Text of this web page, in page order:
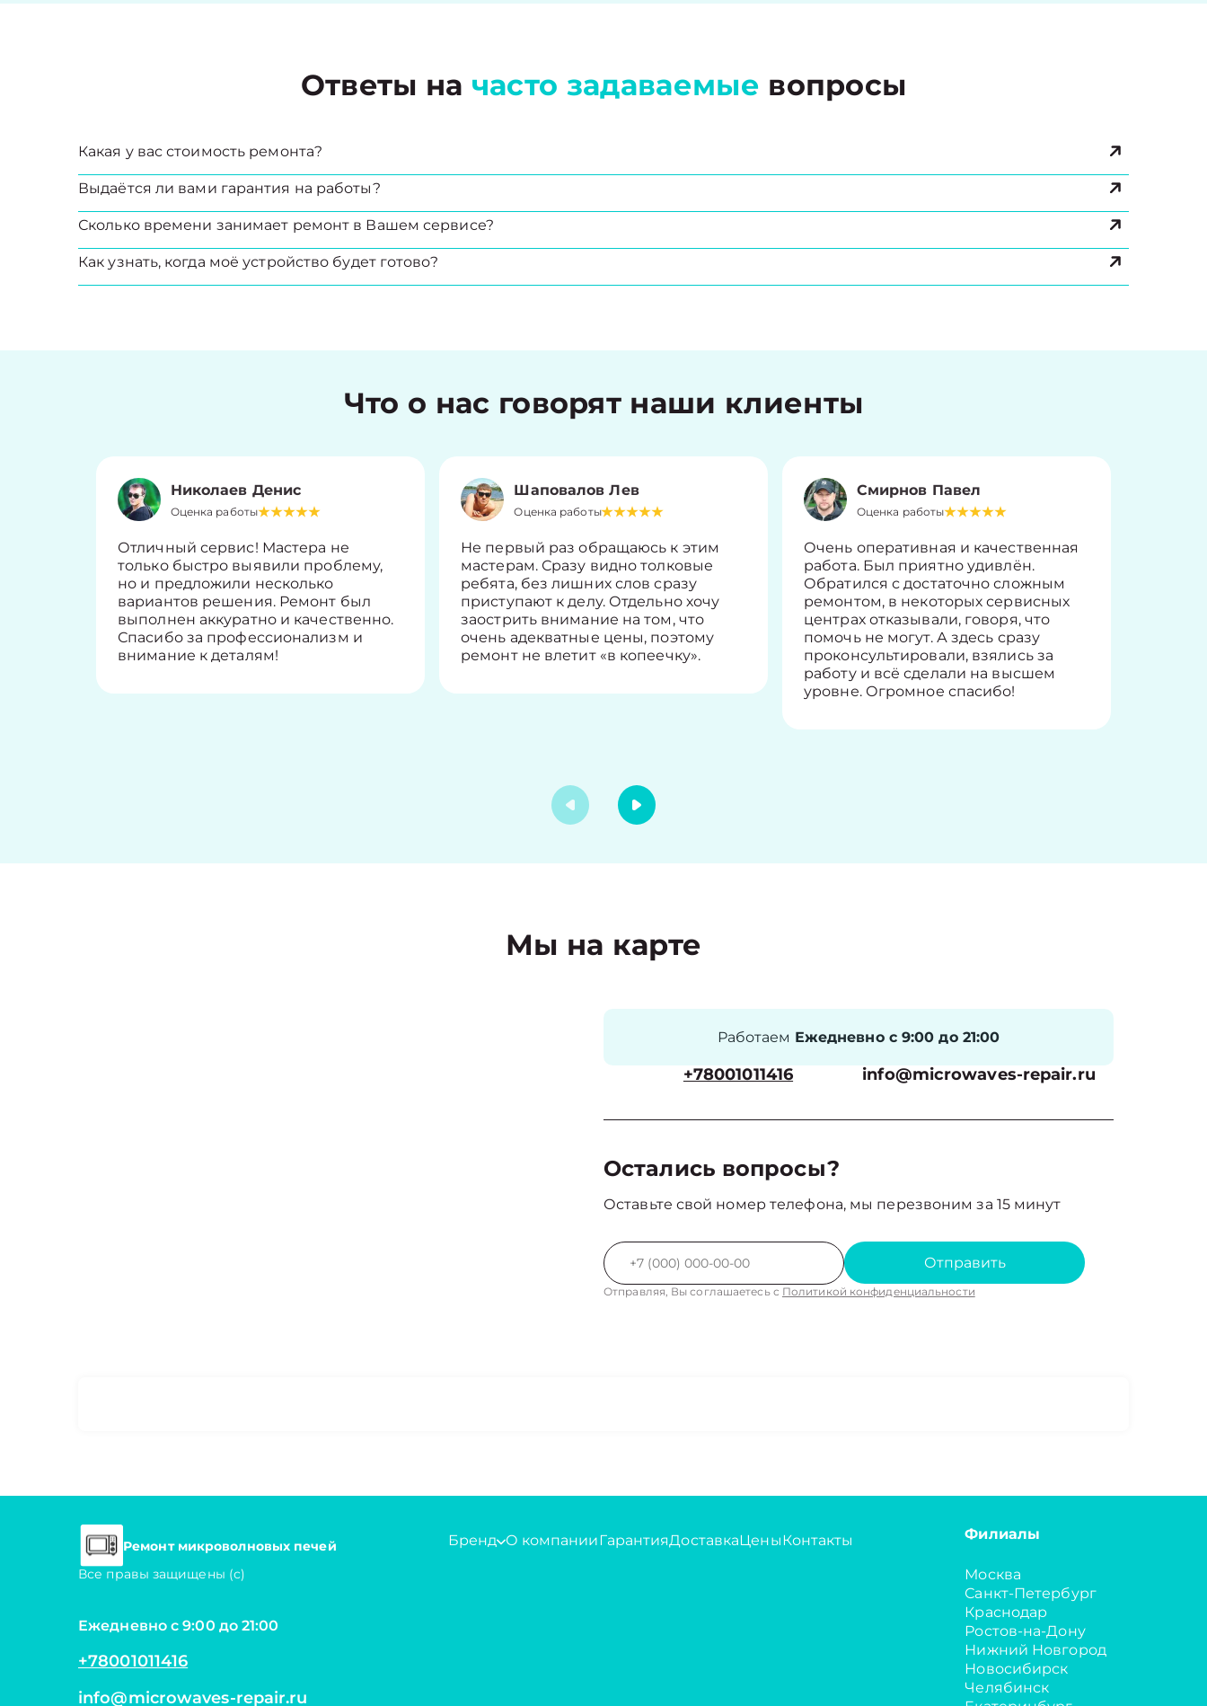
Ответы на часто задаваемые вопросы
Какая у вас стоимость ремонта?
Выдаётся ли вами гарантия на работы?
Сколько времени занимает ремонт в Вашем сервисе?
Как узнать, когда моё устройство будет готово?
Что о нас говорят наши клиенты
Николаев Денис
Оценка работы
Отличный сервис! Мастера не
только быстро выявили проблему,
но и предложили несколько
вариантов решения. Ремонт был
выполнен аккуратно и качественно.
Спасибо за профессионализм и
внимание к деталям!
Шаповалов Лев
Оценка работы
Не первый раз обращаюсь к этим
мастерам. Сразу видно толковые
ребята, без лишних слов сразу
приступают к делу. Отдельно хочу
заострить внимание на том, что
очень адекватные цены, поэтому
ремонт не влетит «в копеечку».
Смирнов Павел
Оценка работы
Очень оперативная и качественная
работа. Был приятно удивлён.
Обратился с достаточно сложным
ремонтом, в некоторых сервисных
центрах отказывали, говоря, что
помочь не могут. А здесь сразу
проконсультировали, взялись за
работу и всё сделали на высшем
уровне. Огромное спасибо!
Мы на карте
Работаем Ежедневно с 9:00 до 21:00
+78001011416 info@microwaves-repair.ru
Остались вопросы?
Оставьте свой номер телефона, мы перезвоним за 15 минут
Отправить
Отправляя, Вы соглашаетесь с Политикой конфиденциальности
Ремонт микроволновых печей
Все правы защищены (с)
Ежедневно с 9:00 до 21:00
+78001011416
info@microwaves-repair.ru
Бренд О компанииГарантияДоставкаЦеныКонтакты Филиалы
Москва
Санкт-Петербург
Краснодар
Ростов-на-Дону
Нижний Новгород
Новосибирск
Челябинск